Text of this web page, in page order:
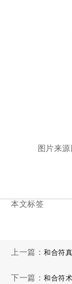
图片来
本文标签
上一篇：和合符
下一篇：和合符